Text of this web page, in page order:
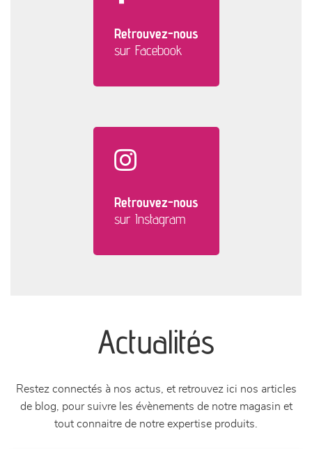
Retrouvez-nous
sur Facebook
Retrouvez-nous
sur Instagram
Actualités
Restez connectés à nos actus, et retrouvez ici nos articles
de blog, pour suivre les évènements de notre magasin et
tout connaitre de notre expertise produits.